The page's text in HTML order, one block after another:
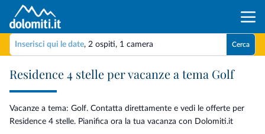
Inserisci qui le date, 2 ospiti, 1 camera Cerca
Residence 4 stelle per vacanze a tema Golf
Vacanze a tema: Golf. Contatta direttamente e vedi le offerte per
Residence 4 stelle. Pianifica ora la tua vacanza con Dolomiti.it